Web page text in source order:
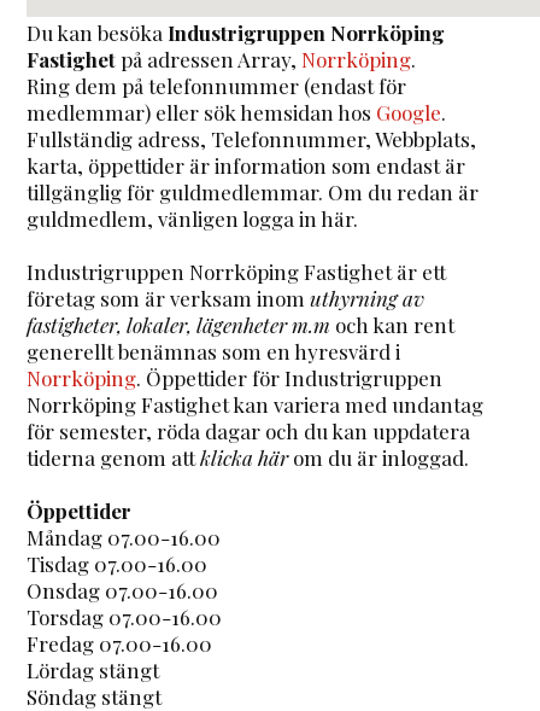
Du kan besöka Industrigruppen Norrköping
Fastighetpå adressen Array,Norrköping.
Ring dem på telefonnummer (endast för
medlemmar) eller sök hemsidan hos Google.
Fullständig adress, Telefonnummer, Webbplats,
karta, öppettider är information som endast är
tillgänglig för guldmedlemmar. Om du redan är
guldmedlem, vänligen logga in här.
Industrigruppen Norrköping Fastighet är ett
företag som är verksam inomuthyrning av
fastigheter, lokaler, lägenheter m.m och kan rent
generellt benämnas som en hyresvärd i
Norrköping. Öppettider för Industrigruppen
Norrköping Fastighet kan variera med undantag
för semester, röda dagar och du kan uppdatera
tiderna genom attklicka härom du är inloggad.
Öppettider
Måndag 07.00-16.00
Tisdag 07.00-16.00
Onsdag 07.00-16.00
Torsdag 07.00-16.00
Fredag 07.00-16.00
Lördag stängt
Söndag stängt